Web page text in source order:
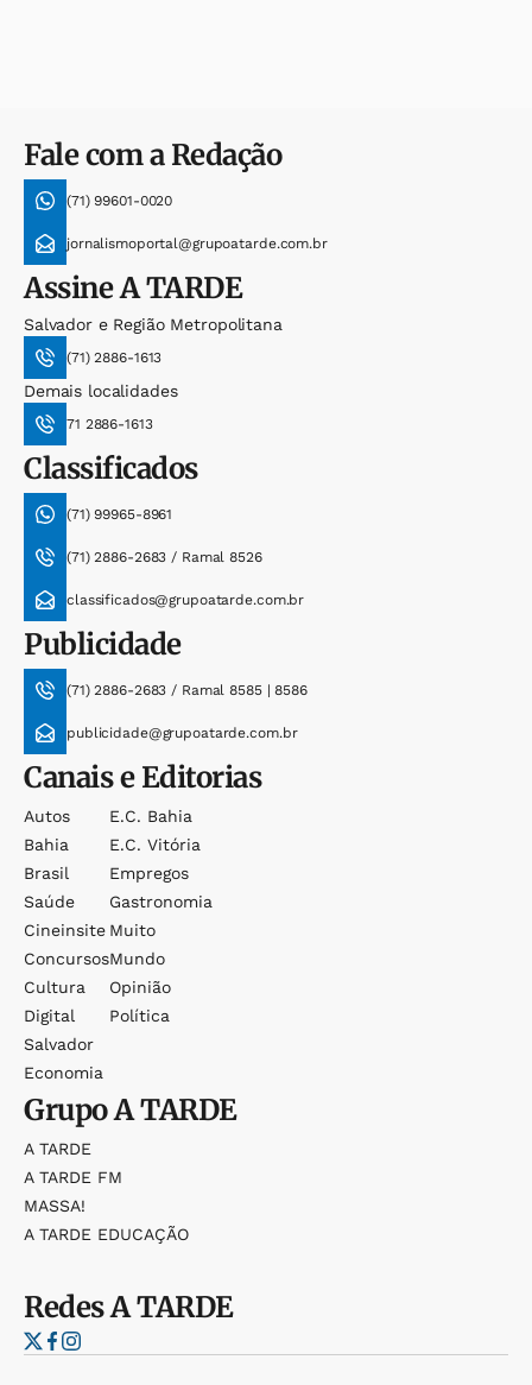
Fale com a Redação
(71) 99601-0020
jornalismoportal@grupoatarde.com.br
AssineA TARDE
Salvador e Região Metropolitana
(71) 2886-1613
Demais localidades
71 2886-1613
Classificados
(71) 99965-8961
(71) 2886-2683 / Ramal 8526
classificados@grupoatarde.com.br
Publicidade
(71) 2886-2683 / Ramal 8585 | 8586
publicidade@grupoatarde.com.br
Canais e Editorias
Autos
Bahia
Brasil
Saúde
Cineinsite
Concursos
Cultura
Digital
Salvador
Economia
E.c. Bahia
E.c. Vitória
Empregos
Gastronomia
Muito
Mundo
Opinião
Política
GrupoA TARDE
A TARDE
A TARDE FM
MASSA!
A TARDE EDUCAÇÃO
RedesA TARDE